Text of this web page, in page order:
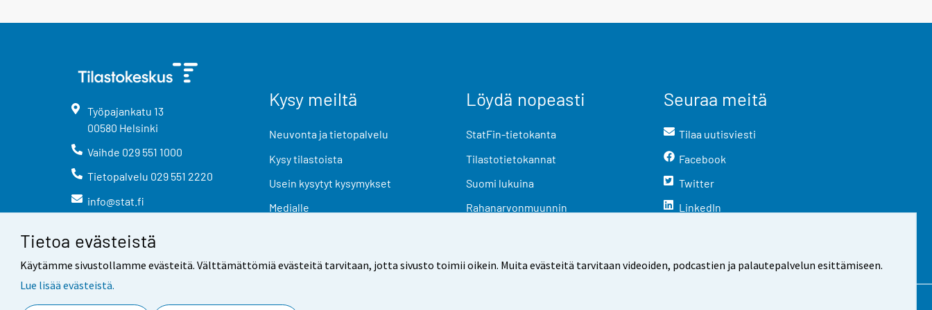
Tietoa evästeistä
Käytämme sivustollamme evästeitä. Välttämättömiä evästeitä tarvitaan, jotta sivusto toimii oikein. Muita evästeitä tarvitaan videoiden, podcastien ja palautepalvelun esittämiseen.
Lue lisää evästeistä.
Työpajankatu 13
00580 Helsinki
Vaihde 029 551 1000
Tietopalvelu 029 551 2220
info@stat.fi
Kysy meiltä
Neuvonta ja tietopalvelu
Kysy tilastoista
Usein kysytyt kysymykset
Medialle
Löydä nopeasti
StatFin-tietokanta
Tilastotietokannat
Suomi lukuina
Rahanarvonmuunnin
Seuraa meitä
Tilaa uutisviesti
Facebook
Twitter
LinkedIn